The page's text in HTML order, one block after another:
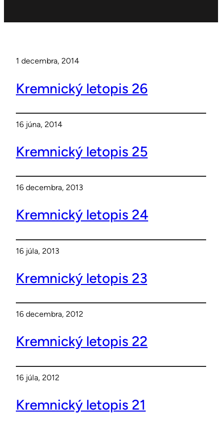
1 decembra, 2014
Kremnický letopis 26
16 júna, 2014
Kremnický letopis 25
16 decembra, 2013
Kremnický letopis 24
16 júla, 2013
Kremnický letopis 23
16 decembra, 2012
Kremnický letopis 22
16 júla, 2012
Kremnický letopis 21